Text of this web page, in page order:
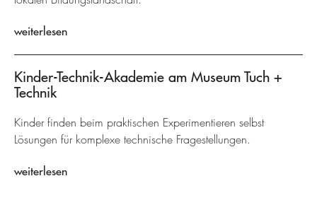
weiterlesen
Kinder-Technik-Akademie am Museum Tuch +
Technik
Kinder finden beim praktischen Experimentieren selbst
Lösungen für komplexe technische Fragestellungen.
weiterlesen